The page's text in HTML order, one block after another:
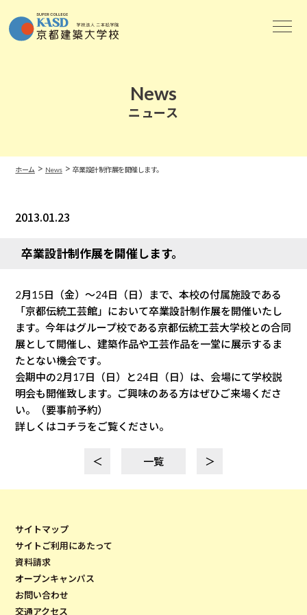
News
ニュース
ホーム > News> 卒業設計制作展を開催します。
2013.01.23
卒業設計制作展を開催します。
2月15日（金）〜24日（日）まで、本校の付属施設である
「京都伝統工芸館」において卒業設計制作展を開催いたし
ます。今年はグループ校である京都伝統工芸大学校との合同
展として開催し、建築作品や工芸作品を一堂に展示するま
たとない機会です。
会期中の2月17日（日）と24日（日）は、会場にて学校説
明会も開催致します。ご興味のある方はぜひご来場くださ
い。（要事前予約）
詳しくはコチラをご覧ください。
＜ 一覧 ＞
サイトマップ
サイトご利用にあたって
資料請求
オープンキャンパス
お問い合わせ
交通アクセス